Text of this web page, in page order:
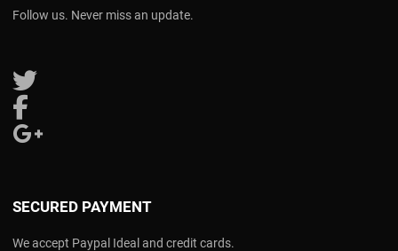
Follow us. Never miss an update.
Follow us on Twitter
SECURED PAYMENT
We accept Paypal Ideal and credit cards.